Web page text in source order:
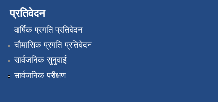
प्रतिवेदन
वार्षिक प्रगति प्रतिवेदन
चौमासिक प्रगति प्रतिवेदन
सार्वजनिक सुनुवाई
सार्वजनिक परीक्षण